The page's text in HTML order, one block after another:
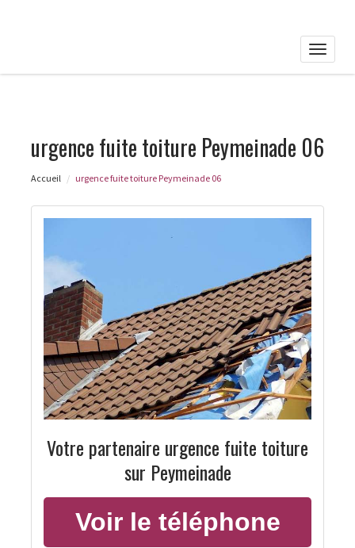
Toggle
urgence fuite toiture Peymeinade 06
Accueil urgence fuite toiture Peymeinade 06
Votre partenaire urgence fuite toiture
sur Peymeinade